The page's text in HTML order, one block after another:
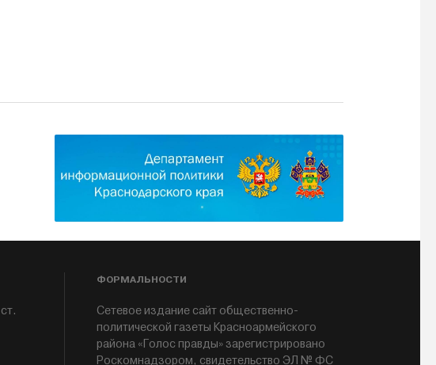
ФОРМАЛЬНОСТИ
Сетевое издание сайт общественно-
политической газеты Красноармейского
района «Голос правды» зарегистрировано
Роскомнадзором, свидетельство ЭЛ № ФС